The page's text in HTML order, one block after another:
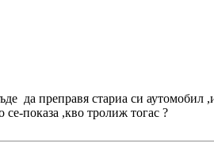
да преправя стариа си аутомобил
се-показа ,кво тролиж тогас ?